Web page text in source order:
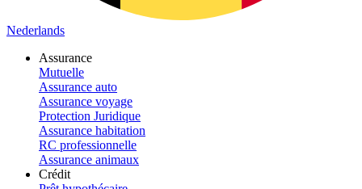
Nederlands
Assurance
Mutuelle
Assurance auto
Assurance voyage
Protection Juridique
Assurance habitation
RC professionnelle
Assurance animaux
Crédit